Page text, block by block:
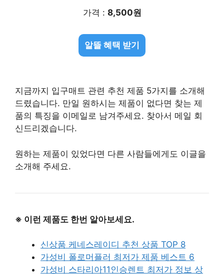
가격 : 8,500원
알뜰 혜택 받기
지금까지 입구매트 관련 추천 제품 5가지를 소개해
드렸습니다. 만일 원하시는 제품이 없다면 찾는 제
품의 특징을 이메일로 남겨주세요. 찾아서 메일 회
신드리겠습니다.
원하는 제품이 있었다면 다른 사람들에게도 이글을
소개해 주세요.
※ 이런 제품도 한번 알아보세요.
신상품 케네스레이디 추천 상품 TOP 8
가성비 폴로머플러 최저가 제품 베스트 6
가성비 스타리아11인승렌트 최저가 정보 상